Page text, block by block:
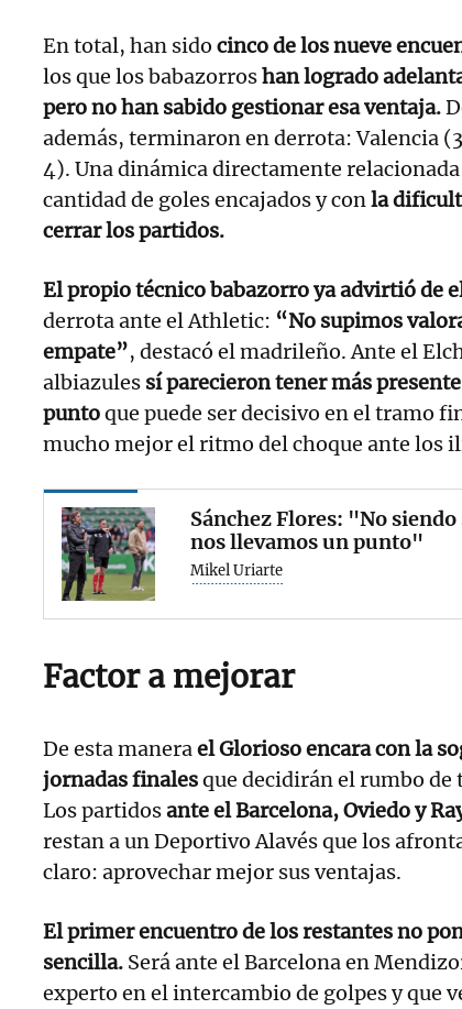
En total, han sido cinco de los nueve
los que los babazorroshan logrado
pero no han sabido gestionar esa ventaja.
además, terminaron en derrota: Valencia
4). Una dinámica directamente
cantidad de goles encajados y conla
cerrar los partidos.
El propio técnico babazorro ya advirtió de
derrota ante el Athletic: “No supimos
empate”, destacó el madrileño. Ante el
albiazules sí parecieron tener más
puntoque puede ser decisivo en el tramo
mucho mejor el ritmo del choque ante los
Sánchez Flores: "No
nos llevamos un punto"
Mikel Uriarte
Factor a mejorar
De esta manerael Glorioso encara con la
jornadas finalesque decidirán el rumbo de
Los partidosante el Barcelona, Oviedo y
restan a un Deportivo Alavés que los
claro: aprovechar mejor sus ventajas.
El primer encuentro de los restantes no
sencilla. Será ante el Barcelona en
experto en el intercambio de golpes y que